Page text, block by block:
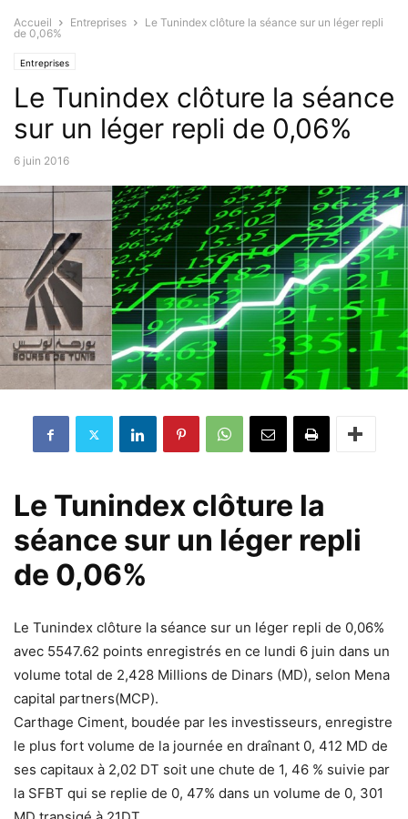
Accueil Entreprises
Le Tunindex clôture la séance sur un léger repli
de 0,06%
Entreprises
Le Tunindex clôture la séance
sur un léger repli de 0,06%
6 juin 2016
Le Tunindex clôture la
séance sur un léger repli
de 0,06%
Le Tunindex clôture la séance sur un léger repli de 0,06%
avec 5547.62 points enregistrés en ce lundi 6 juin dans un
volume total de 2,428 Millions de Dinars (MD), selon Mena
capital partners(MCP).
Carthage Ciment, boudée par les investisseurs, enregistre
le plus fort volume de la journée en draînant 0, 412 MD de
ses capitaux à 2,02 DT soit une chute de 1, 46 % suivie par
la SFBT qui se replie de 0, 47% dans un volume de 0, 301